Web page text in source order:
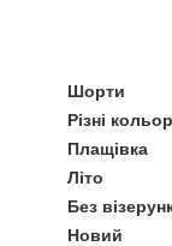
Шорти
Різні
Плащівка
Літо
Без
Новий